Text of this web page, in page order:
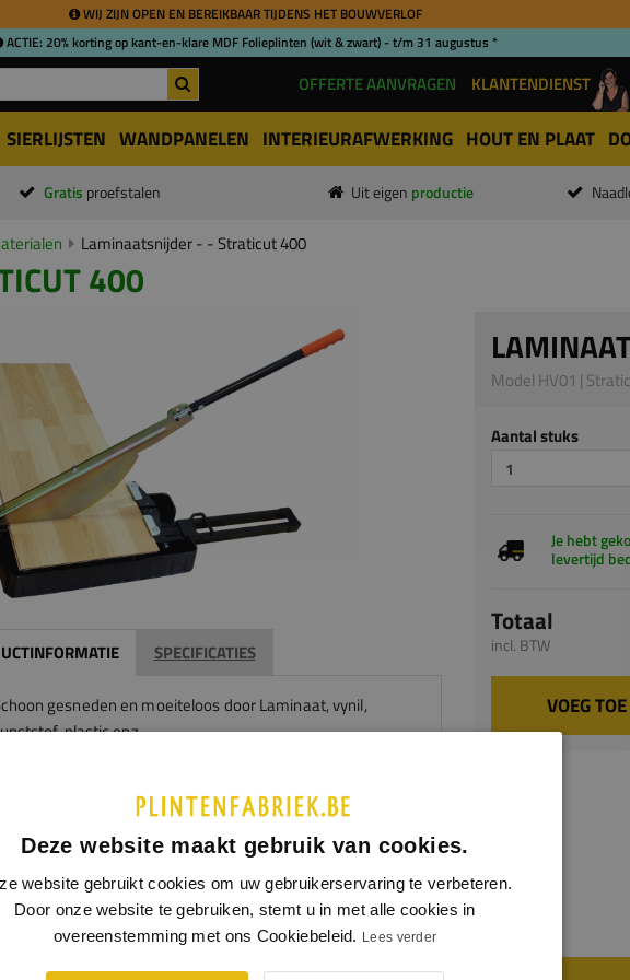
WIJ ZIJN OPEN EN BEREIKBAAR TIJDENS HET BOUWVERLOF
ACTIE: 20% korting op kant-en-klare MDF Folieplinten (wit & zwart) - t/m 31 augustus *
OFFERTE AANVRAGEN KLANTENDIENST
SIERLIJSTEN WANDPANELEN INTERIEURAFWERKING HOUT EN PLAAT
Gratis proefstalen Uit eigen productie
Laminaatsnijder - - Straticut 400
400
SPECIFICATIES
gesneden en moeiteloos door Laminaat, vynil,
plastic enz.
Verwijderbare stop voor hoeksnijden
Snijden tot een lengte van meer dan 400 mm.
tot 400 mm breed (overall), 15 mm dik en tot de bodem.
Model HV01 |
Aantal stuks
Je hebt
levertijd
Totaal
incl. BTW
VOEG
Deze website maakt gebruik van cookies.
website gebruikt cookies om uw gebruikerservaring te verbeteren.
Door onze website te gebruiken, stemt u in met alle cookies in
overeenstemming met ons Cookiebeleid. Lees verder